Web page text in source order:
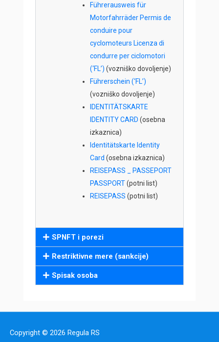
Führerausweis für
Motorfahrräder Permis de
conduire pour
cyclomoteurs Licenza di
condurre per ciclomotori
(‘FL’) (vozniško dovoljenje)
Führerschein (‘FL’)
(vozniško dovoljenje)
IDENTITÄTSKARTE
IDENTITY CARD (osebna
izkaznica)
Identitätskarte Identity
Card (osebna izkaznica)
REISEPASS _ PASSEPORT
PASSPORT(potni list)
REISEPASS (potni list)
SPNFT i porezi
Restriktivne mere (sankcije)
Spisak osoba
Copyright © 2026 Regula RS